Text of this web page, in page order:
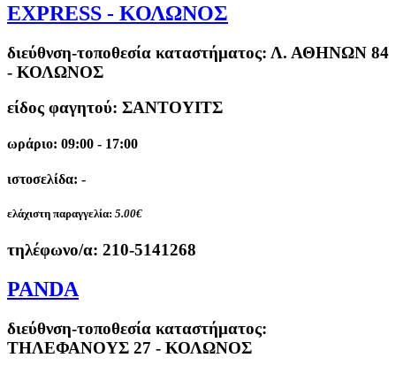
EXPRESS - ΚΟΛΩΝΟΣ
διεύθνση-τοποθεσία καταστήματος: Λ. ΑΘΗΝΩΝ 84
- ΚΟΛΩΝΟΣ
είδος φαγητού: ΣΑΝΤΟΥΙΤΣ
ωράριο: 09:00 - 17:00
ιστοσελίδα: -
ελάχιστη παραγγελία: 5.00€
τηλέφωνο/α: 210-5141268
PANDA
διεύθνση-τοποθεσία καταστήματος:
ΤΗΛΕΦΑΝΟΥΣ 27 - ΚΟΛΩΝΟΣ